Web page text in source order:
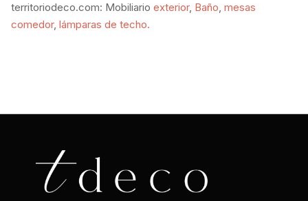
territoriodeco.com: Mobiliario exterior, Baño, mesas
comedor, lámparas de techo.